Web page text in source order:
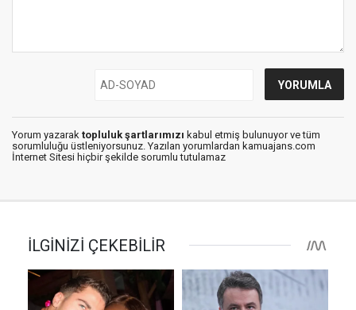
Yorum yazarak topluluk şartlarımızı kabul etmiş bulunuyor ve tüm
sorumluluğu üstleniyorsunuz. Yazılan yorumlardan kamuajans.com
İnternet Sitesi hiçbir şekilde sorumlu tutulamaz